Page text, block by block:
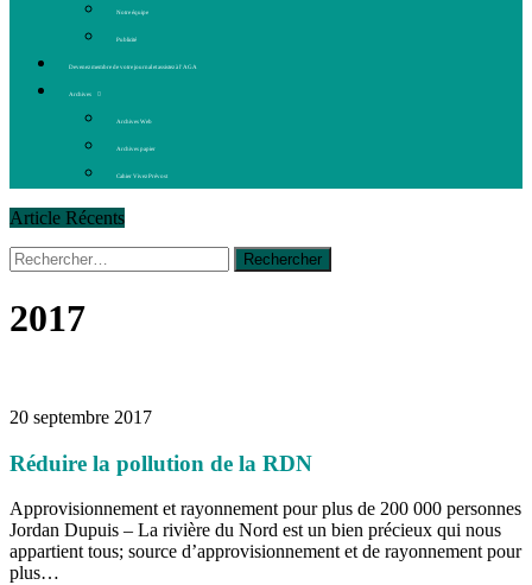
Notre équipe
Publicité
Devenez membre de votre journal et assistez à l’AGA
Archives
Archives Web
Archives papier
Cahier Vivez Prévost
Article Récents
14 octobre 2015
La course de boîtes à savon du club
30 juin 2015
16 juillet 2026
16 juillet 2026
Rechercher :
2017
20 septembre 2017
Réduire la pollution de la RDN
Approvisionnement et rayonnement pour plus de 200 000 personnes
Jordan Dupuis – La rivière du Nord est un bien précieux qui nous
appartient tous; source d’approvisionnement et de rayonnement pour
plus…